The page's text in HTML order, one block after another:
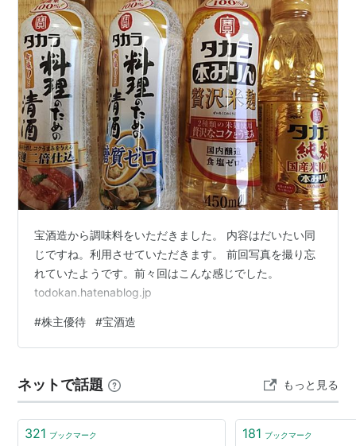
宝酒造から調味料をいただきました。 内容はだいたい同
じですね。利用させていただきます。 前回写真を撮り忘
れていたようです。前々回はこんな感じでした。
todokan.hatenablog.jp
#株主優待 #宝酒造
ネットで話題 もっと見る
321 ブックマーク 181 ブックマーク